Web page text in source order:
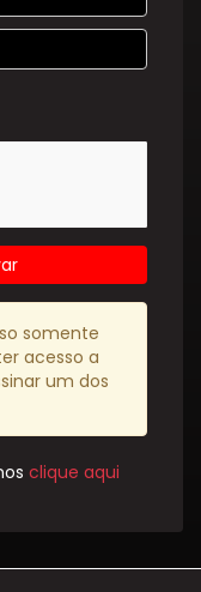
somente
acesso a
um dos
clique aqui